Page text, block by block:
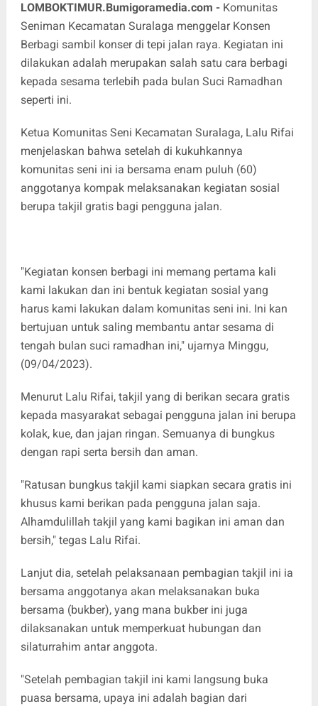
LOMBOKTIMUR.Bumigoramedia.com -Komunitas
Seniman Kecamatan Suralaga menggelar Konsen
Berbagi sambil konser di tepi jalan raya. Kegiatan ini
dilakukan adalah merupakan salah satu cara berbagi
kepada sesama terlebih pada bulan Suci Ramadhan
seperti ini.
Ketua Komunitas Seni Kecamatan Suralaga, Lalu Rifai
menjelaskan bahwa setelah di kukuhkannya
komunitas seni ini ia bersama enam puluh (60)
anggotanya kompak melaksanakan kegiatan sosial
berupa takjil gratis bagi pengguna jalan.
"Kegiatan konsen berbagi ini memang pertama kali
kami lakukan dan ini bentuk kegiatan sosial yang
harus kami lakukan dalam komunitas seni ini. Ini kan
bertujuan untuk saling membantu antar sesama di
tengah bulan suci ramadhan ini," ujarnya Minggu,
(09/04/2023).
Menurut Lalu Rifai, takjil yang di berikan secara gratis
kepada masyarakat sebagai pengguna jalan ini berupa
kolak, kue, dan jajan ringan. Semuanya di bungkus
dengan rapi serta bersih dan aman.
"Ratusan bungkus takjil kami siapkan secara gratis ini
khusus kami berikan pada pengguna jalan saja.
Alhamdulillah takjil yang kami bagikan ini aman dan
bersih," tegas Lalu Rifai.
Lanjut dia, setelah pelaksanaan pembagian takjil ini ia
bersama anggotanya akan melaksanakan buka
bersama (bukber), yang mana bukber ini juga
dilaksanakan untuk memperkuat hubungan dan
silaturrahim antar anggota.
"Setelah pembagian takjil ini kami langsung buka
puasa bersama, upaya ini adalah bagian dari